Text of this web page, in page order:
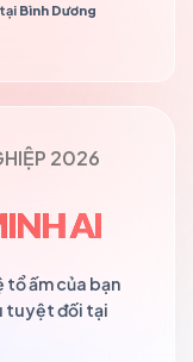
Bình Dương
2026
AI
ấm của bạn
tuyệt đối tại